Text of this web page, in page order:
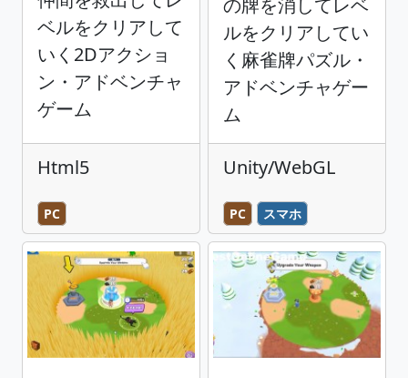
ベルをクリアして
いく2Dアクショ
ン・アドベンチャ
ゲーム
Html5
PC
の牌を消してレベ
ルをクリアしてい
く麻雀牌パズル・
アドベンチャゲー
ム
Unity/WebGL
PC スマホ